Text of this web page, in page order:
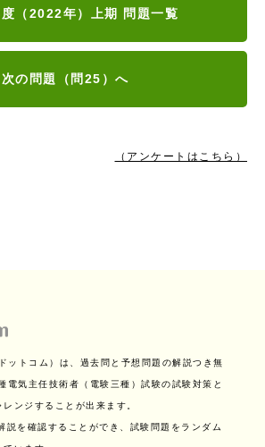
（2022年）上期 問題一覧
次の問題（問25）へ
（アンケートはこちら）
ットコム）は、過去問と予想問題の解説つき無
電気主任技術者（電験三種）試験の試験対策と
ンジすることが出来ます。
説を確認することができ、試験問題をランダム